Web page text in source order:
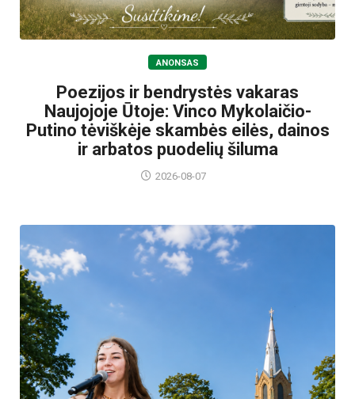
ANONSAS
Poezijos ir bendrystės vakaras
Naujojoje Ūtoje: Vinco Mykolaičio-
Putino tėviškėje skambės eilės, dainos
ir arbatos puodelių šiluma
2026-08-07